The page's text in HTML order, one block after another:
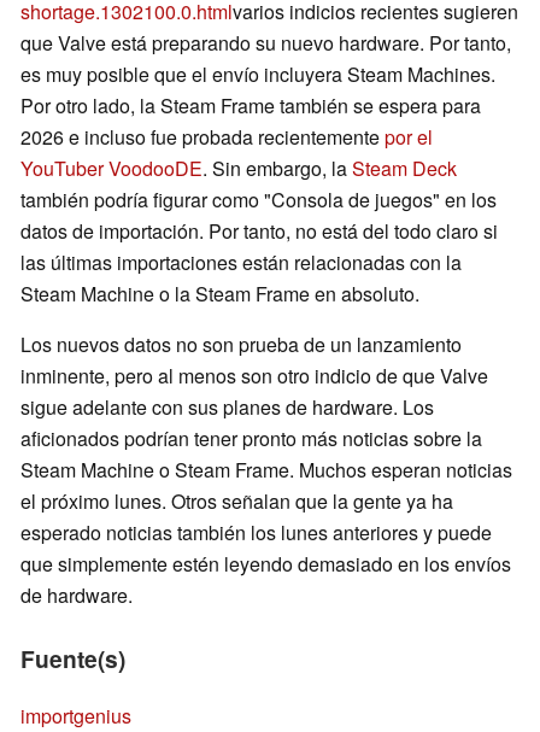
shortage.1302100.0.htmlvarios indicios recientes sugieren
que Valve está preparando su nuevo hardware. Por tanto,
es muy posible que el envío incluyera Steam Machines.
Por otro lado, la Steam Frame también se espera para
2026 e incluso fue probada recientementepor el
YouTuber VoodooDE. Sin embargo, laSteam Deck
también podría figurar como "Consola de juegos" en los
datos de importación. Por tanto, no está del todo claro si
las últimas importaciones están relacionadas con la
Steam Machine o la Steam Frame en absoluto.
Los nuevos datos no son prueba de un lanzamiento
inminente, pero al menos son otro indicio de que Valve
sigue adelante con sus planes de hardware. Los
aficionados podrían tener pronto más noticias sobre la
Steam Machine o Steam Frame. Muchos esperan noticias
el próximo lunes. Otros señalan que la gente ya ha
esperado noticias también los lunes anteriores y puede
que simplemente estén leyendo demasiado en los envíos
de hardware.
Fuente(s)
importgenius